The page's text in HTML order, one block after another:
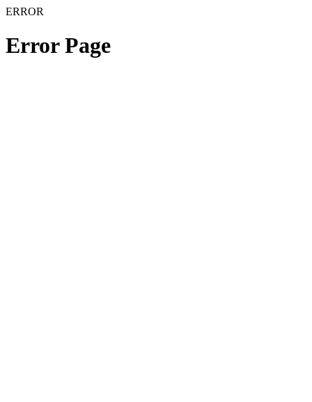
ERROR
Error Page